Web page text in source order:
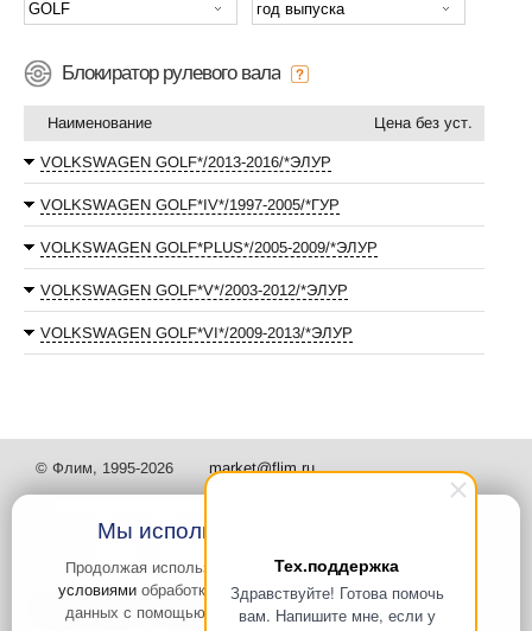
Тех.поддержка
Здравствуйте! Готова помочь
вам. Напишите мне, если у
Блокиратор рулевого вала
Наименование Цена без уст.
VOLKSWAGEN GOLF*/2013-2016/*ЭЛУР
VOLKSWAGEN GOLF*IV*/1997-2005/*ГУР
VOLKSWAGEN GOLF*PLUS*/2005-2009/*ЭЛУР
VOLKSWAGEN GOLF*V*/2003-2012/*ЭЛУР
VOLKSWAGEN GOLF*VI*/2009-2013/*ЭЛУР
© Флим, 1995-2026 market@flim.ru
Задать вопрос Контакты
Мы используем файлы Cookies
Продолжая использовать наш сайт, высоглашаетесь с
условиями обработки cookie-файлов и пользовательских
данных с помощью Яндекс.Метрика, необходимых для